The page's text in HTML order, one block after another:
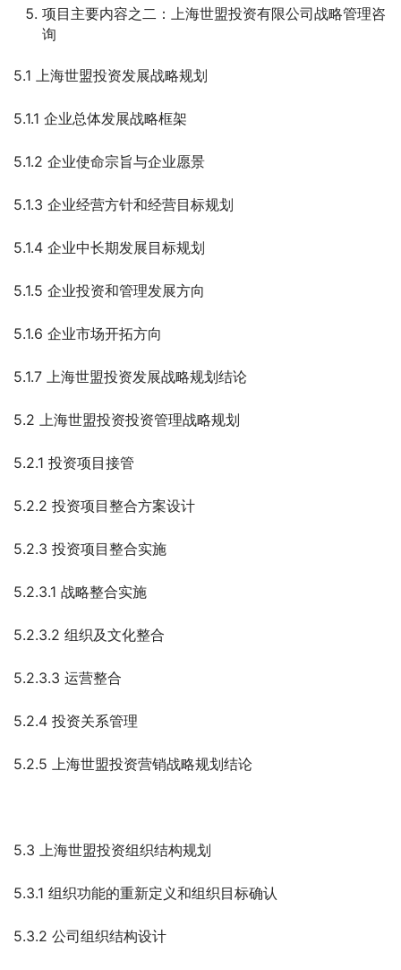
项目主要内容之二：上海世盟投资有限公司战略管理咨
询
5.1 上海世盟投资发展战略规划
5.1.1 企业总体发展战略框架
5.1.2 企业使命宗旨与企业愿景
5.1.3 企业经营方针和经营目标规划
5.1.4 企业中长期发展目标规划
5.1.5 企业投资和管理发展方向
5.1.6 企业市场开拓方向
5.1.7 上海世盟投资发展战略规划结论
5.2 上海世盟投资投资管理战略规划
5.2.1 投资项目接管
5.2.2 投资项目整合方案设计
5.2.3 投资项目整合实施
5.2.3.1 战略整合实施
5.2.3.2 组织及文化整合
5.2.3.3 运营整合
5.2.4 投资关系管理
5.2.5 上海世盟投资营销战略规划结论
5.3 上海世盟投资组织结构规划
5.3.1 组织功能的重新定义和组织目标确认
5.3.2 公司组织结构设计